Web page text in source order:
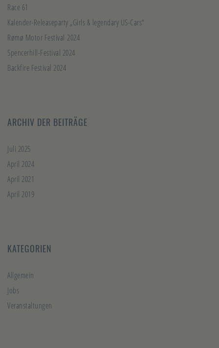
Race 61
Kalender-Releaseparty „Girls & legendary US-Cars“
Rømø Motor Festival 2024
Spencerhill-Festival 2024
Backfire Festival 2024
ARCHIV DER BEITRÄGE
Juli 2025
April 2024
April 2021
April 2019
KATEGORIEN
Allgemein
Jobs
Veranstaltungen